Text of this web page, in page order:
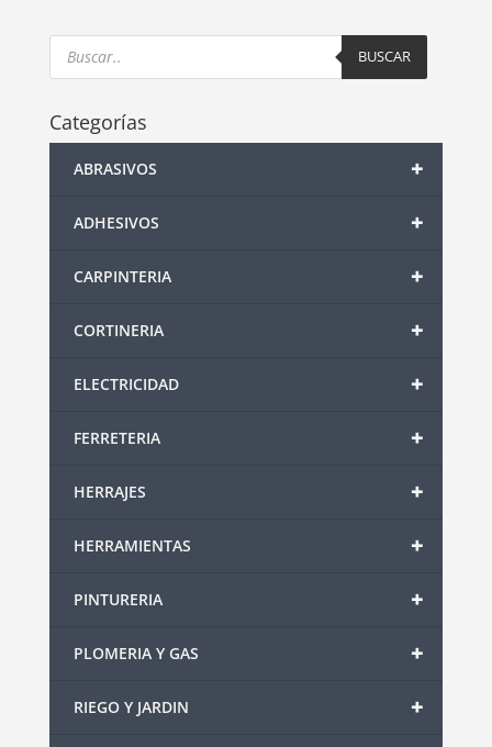
Products
search BUSCAR
Categorías
+
ABRASIVOS
+
ADHESIVOS
+
CARPINTERIA
+
CORTINERIA
+
ELECTRICIDAD
+
FERRETERIA
+
HERRAJES
+
HERRAMIENTAS
+
PINTURERIA
+
PLOMERIA Y GAS
+
RIEGO Y JARDIN